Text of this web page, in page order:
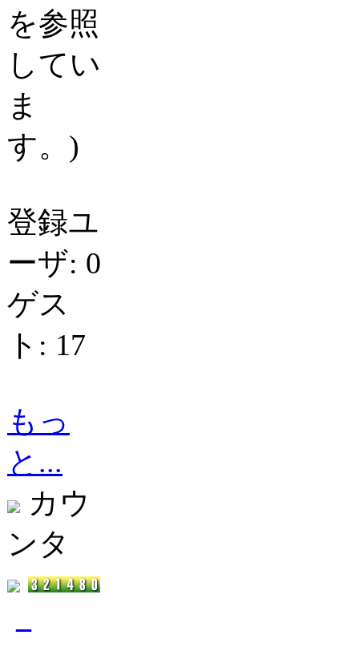
を参照
してい
ま
す。)
登録ユ
ーザ: 0
ゲス
ト: 17
もっ
と...
カウ
ンタ